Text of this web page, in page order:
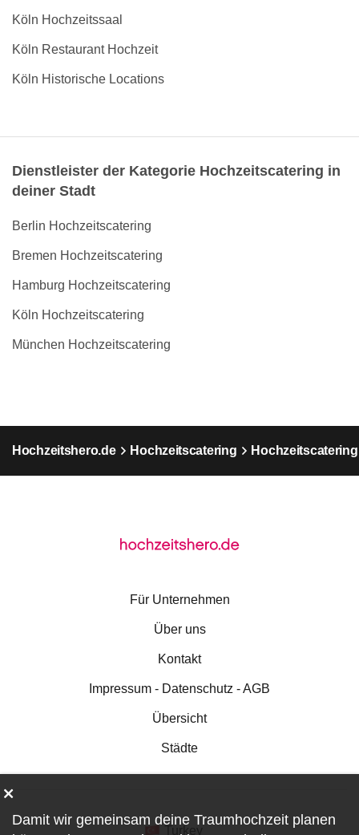
Köln Hochzeitssaal
Köln Restaurant Hochzeit
Köln Historische Locations
Dienstleister der Kategorie Hochzeitscatering in
deiner Stadt
Berlin Hochzeitscatering
Bremen Hochzeitscatering
Hamburg Hochzeitscatering
Köln Hochzeitscatering
München Hochzeitscatering
Hochzeitshero.de Hochzeitscatering
Für Unternehmen
Über uns
Kontakt
Impressum - Datenschutz - AGB
Übersicht
Städte
Damit wir gemeinsam deine Traumhochzeit planen